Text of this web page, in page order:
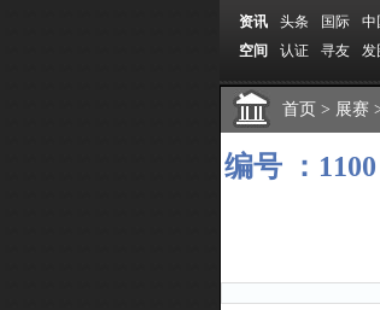
资讯 头条 国际 中
空间
认证 寻友 发
首页 > 展赛
编号 ：